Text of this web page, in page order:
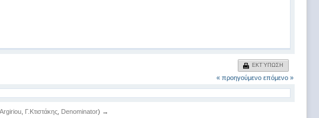
ΕΚΤΎΠΩΣΗ
« προηγούμενο επόμενο »
, Γ.Κτιστάκης, Denominator) →